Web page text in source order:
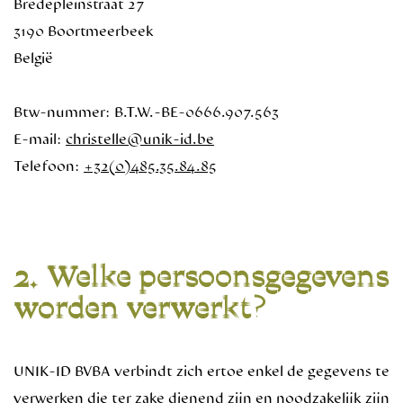
3190 Boortmeerbeek
België
Btw-nummer: B.T.W.-BE-0666.907.563
E-mail: christelle@unik-id.be
Telefoon: +32(0)485.35.84.85
2. Welke persoonsgegevens
worden verwerkt?
UNIK-ID BVBA verbindt zich ertoe enkel de gegevens te
verwerken die ter zake dienend zijn en noodzakelijk zijn